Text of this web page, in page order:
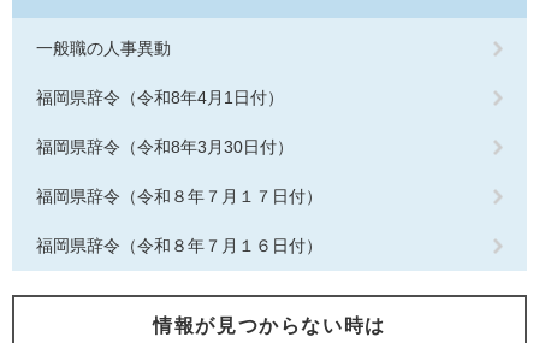
一般職の人事異動
福岡県辞令（令和8年4月1日付）
福岡県辞令（令和8年3月30日付）
福岡県辞令（令和８年７月１７日付）
福岡県辞令（令和８年７月１６日付）
情報が見つからない時は